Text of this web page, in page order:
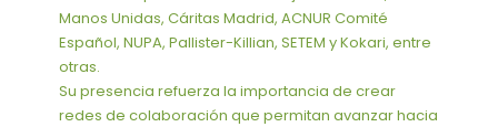
Manos Unidas, Cáritas Madrid, ACNUR Comité
Español, NUPA, Pallister-Killian, SETEM y Kokari, entre
otras.
Su presencia refuerza la importancia de crear
redes de colaboración que permitan avanzar hacia